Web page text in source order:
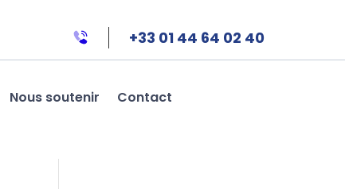
+33 01 44 64 02 40
Nous soutenir Contact